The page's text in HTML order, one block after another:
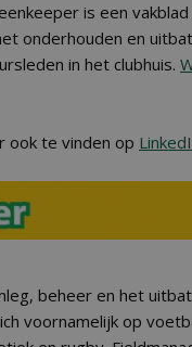
is een
onderhouden en
in het clubhuis.
ook te vinden op
beheer en het
voornamelijk op